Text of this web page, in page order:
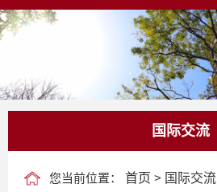
国际交流
您当前位置： 首页 > 国际交流